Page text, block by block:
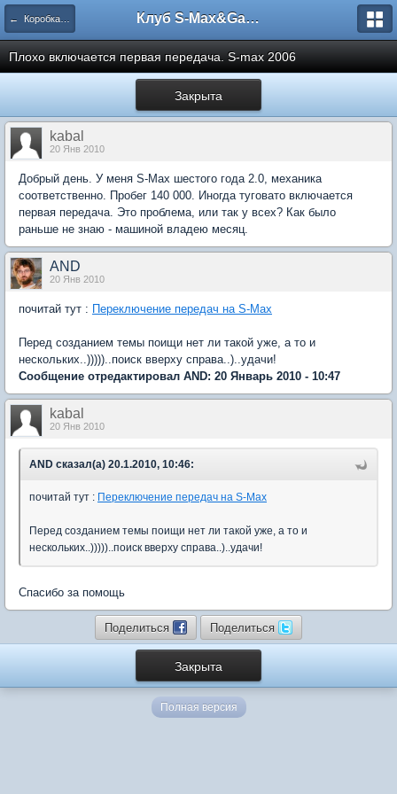
← Коробка передач, сцепление Клуб S-Max&Galaxy
Плохо включается первая передача. S-max 2006
Закрыта
kabal
20 Янв 2010
Добрый день. У меня S-Max шестого года 2.0, механика
соответственно. Пробег 140 000. Иногда туговато включается
первая передача. Это проблема, или так у всех? Как было
раньше не знаю - машиной владею месяц.
AND
20 Янв 2010
почитай тут : Переключение передач на S-Max
Перед созданием темы поищи нет ли такой уже, а то и
нескольких..)))))..поиск вверху справа..)..удачи!
Сообщение отредактировал AND: 20 Январь 2010 - 10:47
kabal
20 Янв 2010
AND сказал(а) 20.1.2010, 10:46:
почитай тут : Переключение передач на S-Max
Перед созданием темы поищи нет ли такой уже, а то и
нескольких..)))))..поиск вверху справа..)..удачи!
Спасибо за помощь
Поделиться Поделиться
Закрыта
Полная версия